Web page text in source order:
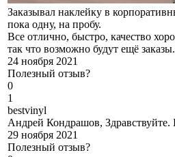
Заказывал наклейку в
пока одну, на пробу.
Все отлично, быстро, качество
так что возможно будут ещё заказы.
24 ноября 2021
Полезный отзыв?
0
1
bestvinyl
Андрей Кондрашов, Здравствуйте.
29 ноября 2021
Полезный отзыв?